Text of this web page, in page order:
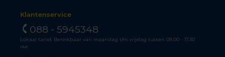
Klantenservice
088 - 5945348
Lokaal tarief. Bereikbaar van maandag t/m vrijdag tussen 08.00 - 17.30
uur.